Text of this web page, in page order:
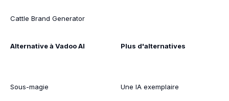
Cattle Brand Generator
Alternative à Vadoo AI
Sous-magie
Plus d'alternatives
Une IA exemplaire